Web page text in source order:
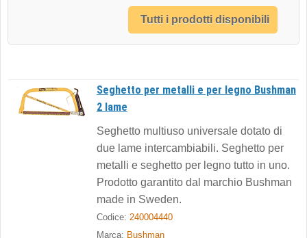
Tutti i prodotti disponibili
Seghetto per metalli e per legno Bushman
2 lame
Seghetto multiuso universale dotato di
due lame intercambiabili. Seghetto per
metalli e seghetto per legno tutto in uno.
Prodotto garantito dal marchio Bushman
made in Sweden.
Codice: 240004440
Marca: Bushman